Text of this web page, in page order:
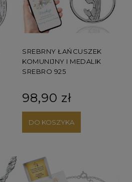
SREBRNY ŁAŃCUSZEK
KOMUNIJNY I MEDALIK
SREBRO 925
98,90 zł
DO KOSZYKA